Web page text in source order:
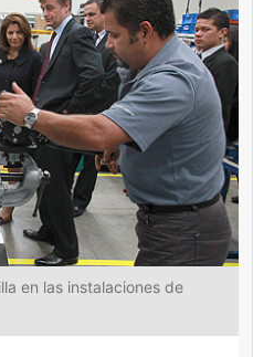
en las instalaciones de